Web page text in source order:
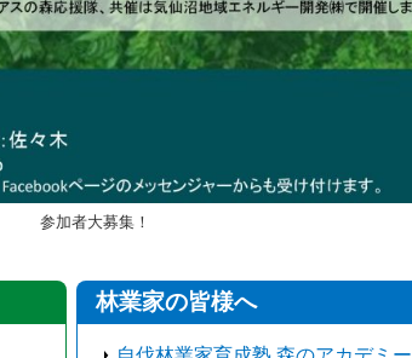
参加者大募集！
林業家の皆様へ